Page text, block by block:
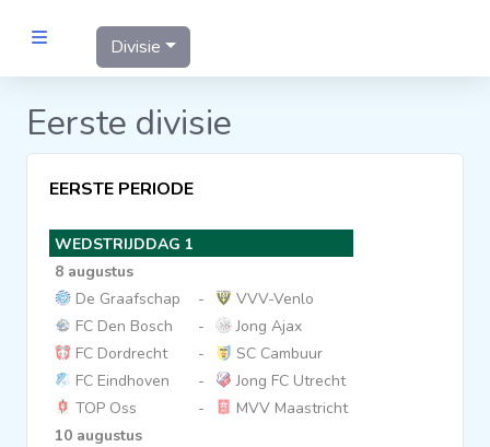
Clubs
Statistieken
Voetbalpiramide
Links
Divisie
Eerste divisie
EERSTE PERIODE
WEDSTRIJDDAG 1
8 augustus
De Graafschap
-
VVV-Venlo
FC Den Bosch
-
Jong Ajax
FC Dordrecht
-
SC Cambuur
FC Eindhoven
-
Jong FC Utrecht
TOP Oss
-
MVV Maastricht
10 augustus